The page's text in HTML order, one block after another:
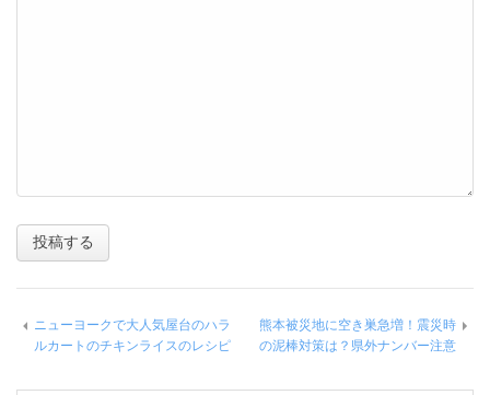
ニューヨークで大人気屋台のハラ
ルカートのチキンライスのレシピ
熊本被災地に空き巣急増！震災時
の泥棒対策は？県外ナンバー注意